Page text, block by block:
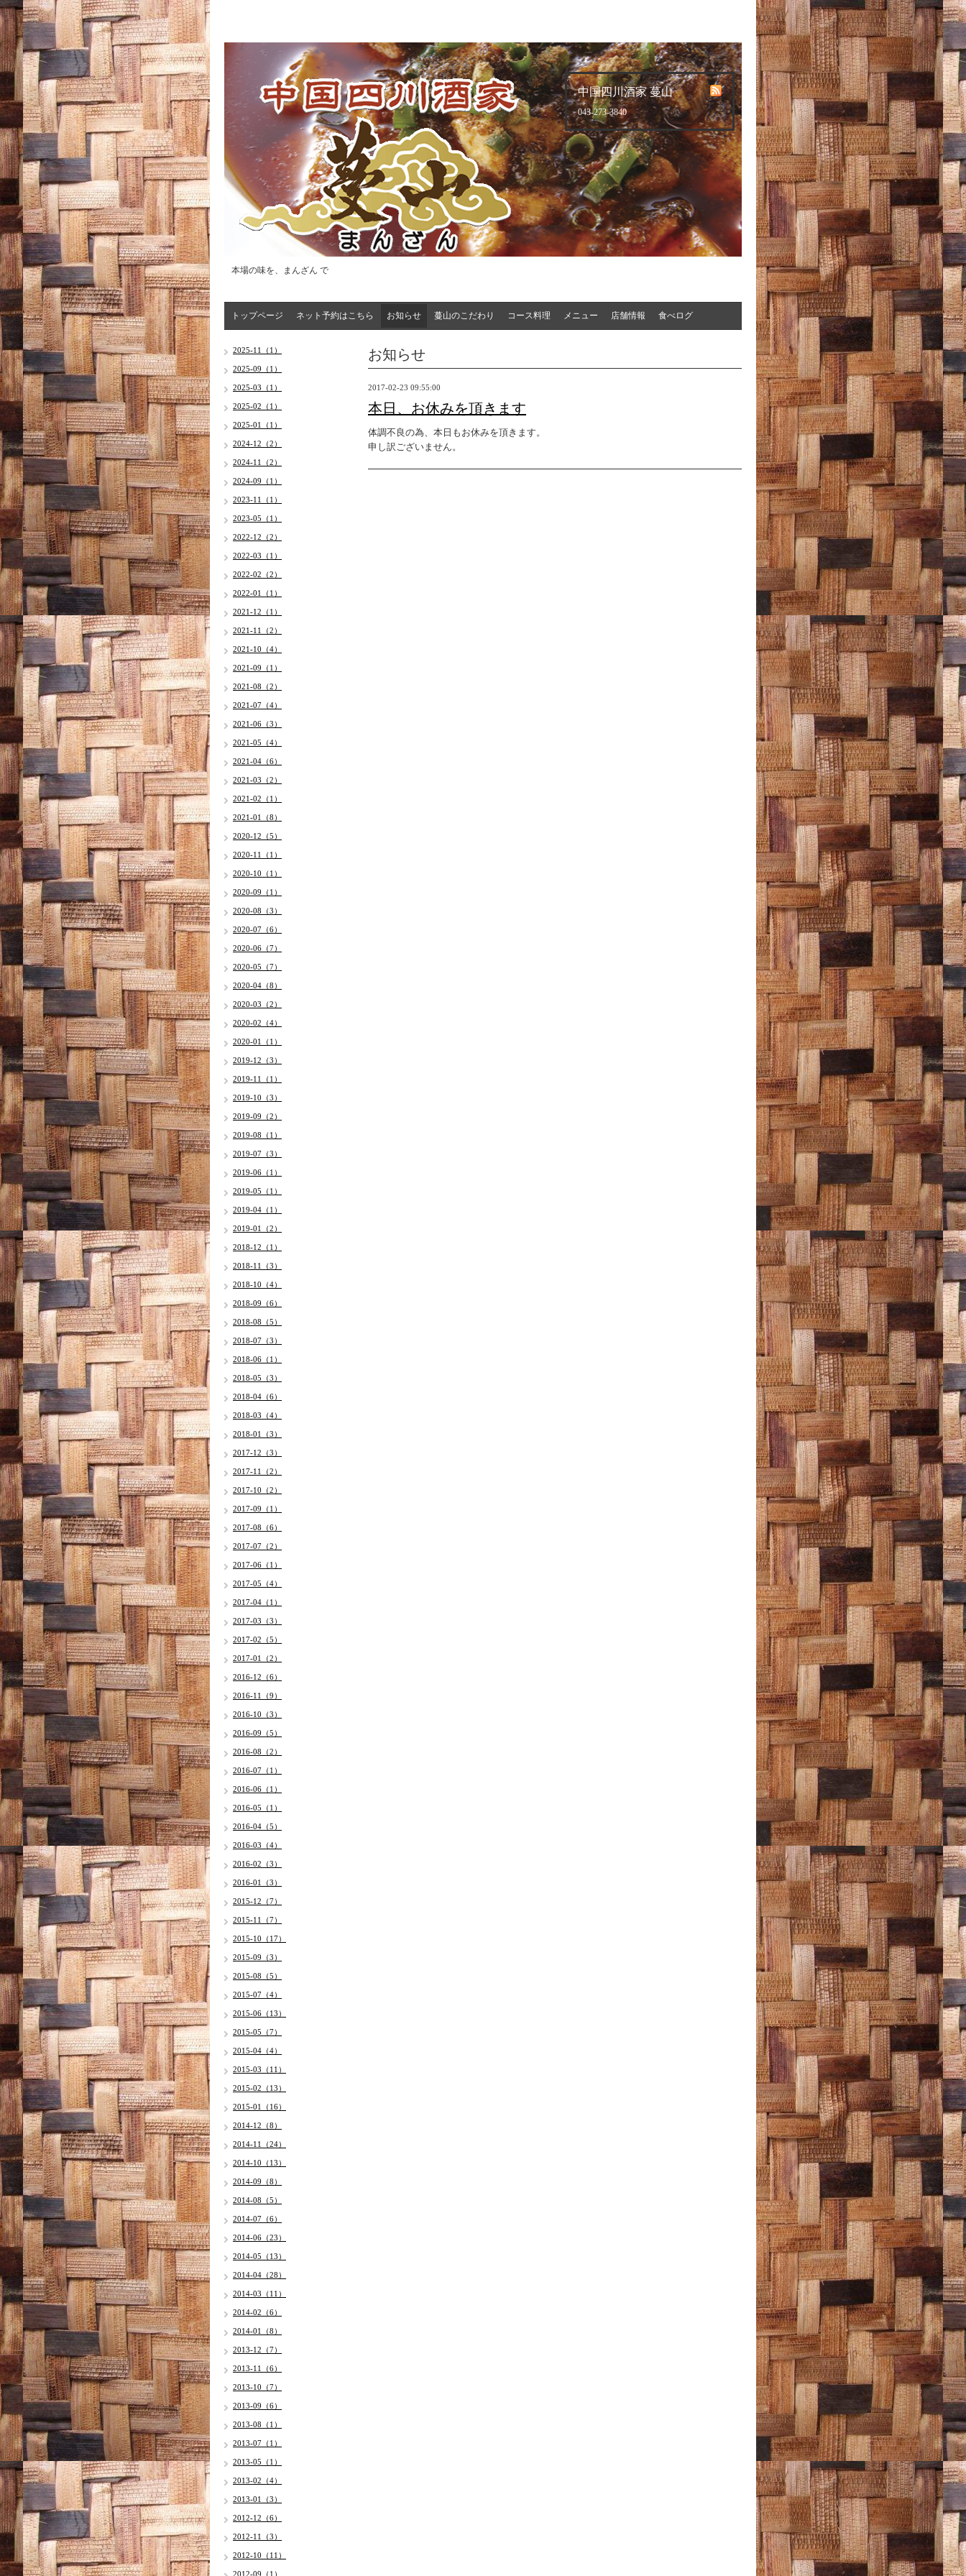
中国四川酒家 蔓山
043-273-3840
本場の味を、まんざん で
トップページ ネット予約はこちら お知らせ 蔓山のこだわり コース料理 メニュー 店舗情報 食べログ
お知らせ
2017-02-23 09:55:00
本日、お休みを頂きます
体調不良の為、本日もお休みを頂きます。
申し訳ございません。
2025-11（1）
2025-09（1）
2025-03（1）
2025-02（1）
2025-01（1）
2024-12（2）
2024-11（2）
2024-09（1）
2023-11（1）
2023-05（1）
2022-12（2）
2022-03（1）
2022-02（2）
2022-01（1）
2021-12（1）
2021-11（2）
2021-10（4）
2021-09（1）
2021-08（2）
2021-07（4）
2021-06（3）
2021-05（4）
2021-04（6）
2021-03（2）
2021-02（1）
2021-01（8）
2020-12（5）
2020-11（1）
2020-10（1）
2020-09（1）
2020-08（3）
2020-07（6）
2020-06（7）
2020-05（7）
2020-04（8）
2020-03（2）
2020-02（4）
2020-01（1）
2019-12（3）
2019-11（1）
2019-10（3）
2019-09（2）
2019-08（1）
2019-07（3）
2019-06（1）
2019-05（1）
2019-04（1）
2019-01（2）
2018-12（1）
2018-11（3）
2018-10（4）
2018-09（6）
2018-08（5）
2018-07（3）
2018-06（1）
2018-05（3）
2018-04（6）
2018-03（4）
2018-01（3）
2017-12（3）
2017-11（2）
2017-10（2）
2017-09（1）
2017-08（6）
2017-07（2）
2017-06（1）
2017-05（4）
2017-04（1）
2017-03（3）
2017-02（5）
2017-01（2）
2016-12（6）
2016-11（9）
2016-10（3）
2016-09（5）
2016-08（2）
2016-07（1）
2016-06（1）
2016-05（1）
2016-04（5）
2016-03（4）
2016-02（3）
2016-01（3）
2015-12（7）
2015-11（7）
2015-10（17）
2015-09（3）
2015-08（5）
2015-07（4）
2015-06（13）
2015-05（7）
2015-04（4）
2015-03（11）
2015-02（13）
2015-01（16）
2014-12（8）
2014-11（24）
2014-10（13）
2014-09（8）
2014-08（5）
2014-07（6）
2014-06（23）
2014-05（13）
2014-04（28）
2014-03（11）
2014-02（6）
2014-01（8）
2013-12（7）
2013-11（6）
2013-10（7）
2013-09（6）
2013-08（1）
2013-07（1）
2013-05（1）
2013-02（4）
2013-01（3）
2012-12（6）
2012-11（3）
2012-10（11）
2012-09（1）